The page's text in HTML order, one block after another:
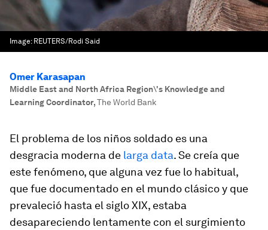
Image: REUTERS/Rodi Said
Omer Karasapan
Middle East and North Africa Region\'s Knowledge and
Learning Coordinator,The World Bank
El problema de los niños soldado es una
desgracia moderna de larga data. Se creía que
este fenómeno, que alguna vez fue lo habitual,
que fue documentado en el mundo clásico y que
prevaleció hasta el siglo XIX, estaba
desapareciendo lentamente con el surgimiento